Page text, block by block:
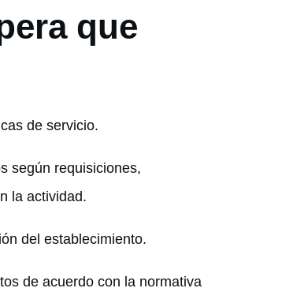
que
de servicio.
según requisiciones,
la actividad.
del establecimiento.
de acuerdo con la normativa